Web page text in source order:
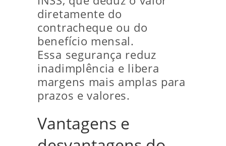
diretamente do
contracheque ou do
benefício mensal.
Essa segurança reduz
inadimplência e libera
margens mais amplas para
prazos e valores.
Vantagens e